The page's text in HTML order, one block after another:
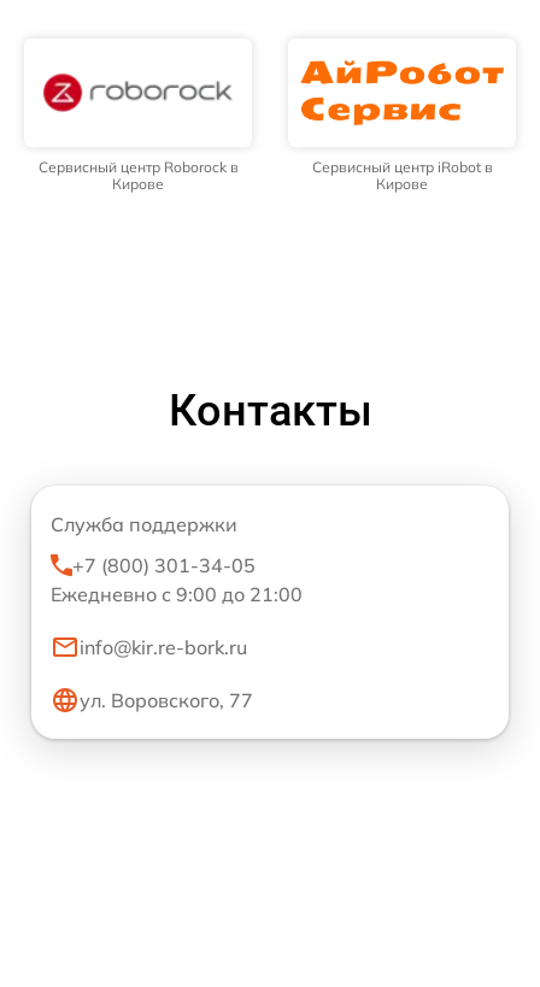
Сервисный центр Roborock в
Кирове
Сервисный центр iRobot в
Кирове
Контакты
Служба поддержки
+7 (800) 301-34-05
Ежедневно с 9:00 до 21:00
info@kir.re-bork.ru
ул. Воровского, 77